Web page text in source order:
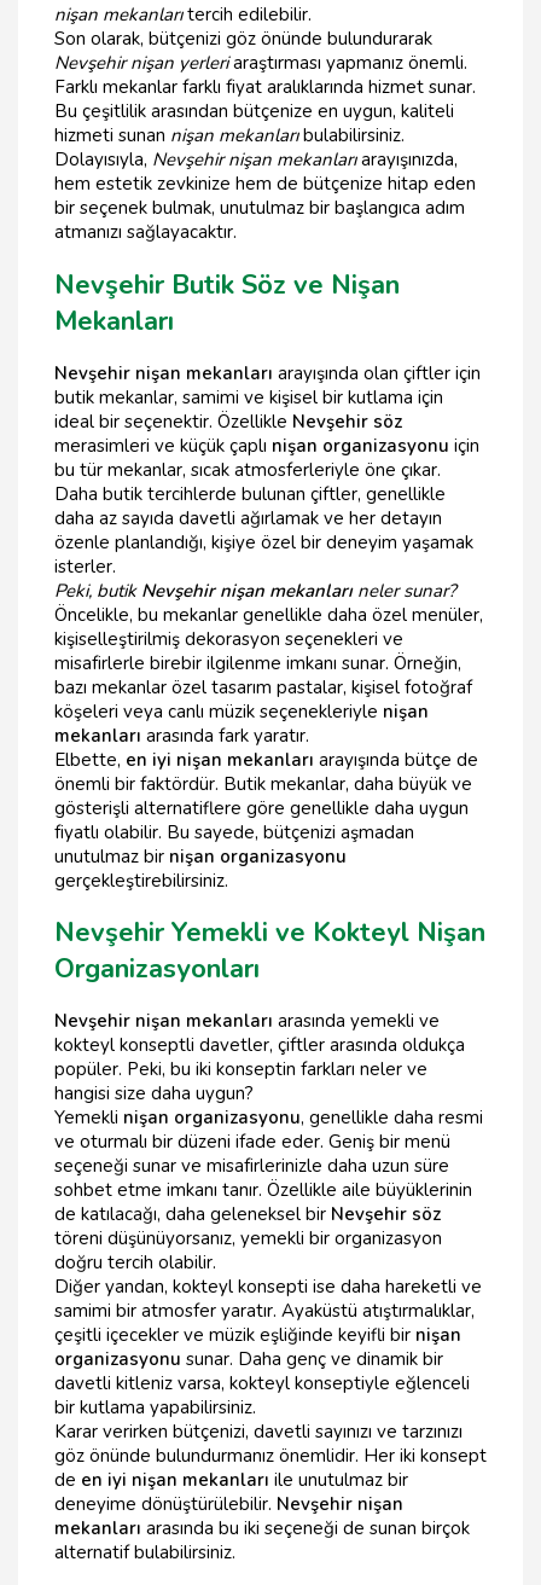
nişan mekanlarıtercih edilebilir.
Son olarak, bütçenizi göz önünde bulundurarak
Nevşehir nişan yerleriaraştırması yapmanız önemli.
Farklı mekanlar farklı fiyat aralıklarında hizmet sunar.
Bu çeşitlilik arasından bütçenize en uygun, kaliteli
hizmeti sunan nişan mekanlarıbulabilirsiniz.
Dolayısıyla, Nevşehir nişan mekanlarıarayışınızda,
hem estetik zevkinize hem de bütçenize hitap eden
bir seçenek bulmak, unutulmaz bir başlangıca adım
atmanızı sağlayacaktır.
Nevşehir Butik Söz ve Nişan
Mekanları
Nevşehir nişan mekanları arayışında olan çiftler için
butik mekanlar, samimi ve kişisel bir kutlama için
ideal bir seçenektir. Özellikle Nevşehir söz
merasimleri ve küçük çaplı nişan organizasyonu için
bu tür mekanlar, sıcak atmosferleriyle öne çıkar.
Daha butik tercihlerde bulunan çiftler, genellikle
daha az sayıda davetli ağırlamak ve her detayın
özenle planlandığı, kişiye özel bir deneyim yaşamak
isterler.
Peki, butik Nevşehir nişan mekanlarıneler sunar?
Öncelikle, bu mekanlar genellikle daha özel menüler,
kişiselleştirilmiş dekorasyon seçenekleri ve
misafirlerle birebir ilgilenme imkanı sunar. Örneğin,
bazı mekanlar özel tasarım pastalar, kişisel fotoğraf
köşeleri veya canlı müzik seçenekleriyle nişan
mekanları arasında fark yaratır.
Elbette, en iyi nişan mekanları arayışında bütçe de
önemli bir faktördür. Butik mekanlar, daha büyük ve
gösterişli alternatiflere göre genellikle daha uygun
fiyatlı olabilir. Bu sayede, bütçenizi aşmadan
unutulmaz bir nişan organizasyonu
gerçekleştirebilirsiniz.
Nevşehir Yemekli ve Kokteyl Nişan
Organizasyonları
Nevşehir nişan mekanları arasında yemekli ve
kokteyl konseptli davetler, çiftler arasında oldukça
popüler. Peki, bu iki konseptin farkları neler ve
hangisi size daha uygun?
Yemekli nişan organizasyonu, genellikle daha resmi
ve oturmalı bir düzeni ifade eder. Geniş bir menü
seçeneği sunar ve misafirlerinizle daha uzun süre
sohbet etme imkanı tanır. Özellikle aile büyüklerinin
de katılacağı, daha geleneksel bir Nevşehir söz
töreni düşünüyorsanız, yemekli bir organizasyon
doğru tercih olabilir.
Diğer yandan, kokteyl konsepti ise daha hareketli ve
samimi bir atmosfer yaratır. Ayaküstü atıştırmalıklar,
çeşitli içecekler ve müzik eşliğinde keyifli bir nişan
organizasyonu sunar. Daha genç ve dinamik bir
davetli kitleniz varsa, kokteyl konseptiyle eğlenceli
bir kutlama yapabilirsiniz.
Karar verirken bütçenizi, davetli sayınızı ve tarzınızı
göz önünde bulundurmanız önemlidir. Her iki konsept
de en iyi nişan mekanları ile unutulmaz bir
deneyime dönüştürülebilir. Nevşehir nişan
mekanları arasında bu iki seçeneği de sunan birçok
alternatif bulabilirsiniz.